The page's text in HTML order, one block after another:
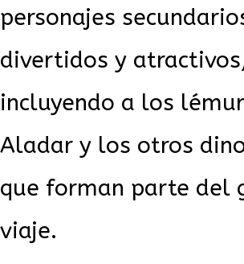
personajes
divertidos y
incluyendo a los
Aladar y los otros
que forman parte del
viaje.